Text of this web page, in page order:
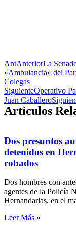
AntAnteriorLa
«Ambulancia» del
Colegas
SiguienteOperativo
Juan Caballero
Artículos
Dos presuntos
detenidos en
robados
Dos hombres con
agentes de la Policía
Hernandarias, en el
Leer Más »